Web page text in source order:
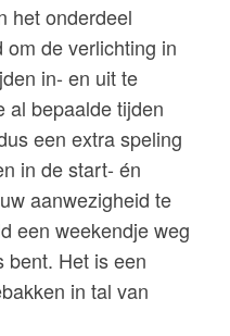
het onderdeel
de verlichting in
in- en uit te
al bepaalde tijden
een extra speling
in de start- én
aanwezigheid te
een weekendje weg
bent. Het is een
in tal van